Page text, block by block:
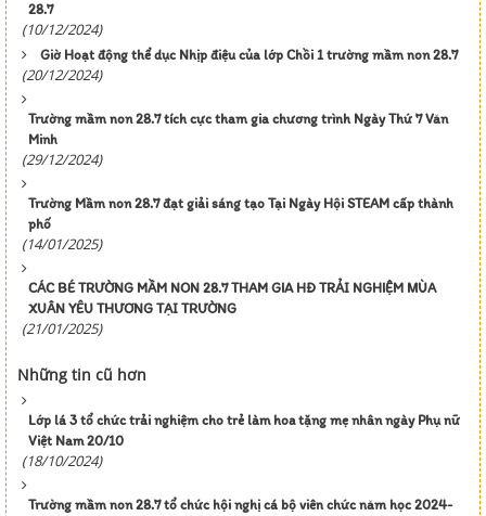
28.7
(10/12/2024)
Giờ Hoạt động thể dục Nhịp điệu của lớp Chồi 1 trường mầm non 28.7
(20/12/2024)
Trường mầm non 28.7 tích cực tham gia chương trình Ngày Thứ 7 Văn
Minh
(29/12/2024)
Trường Mầm non 28.7 đạt giải sáng tạo Tại Ngày Hội STEAM cấp thành
phố
(14/01/2025)
CÁC BÉ TRƯỜNG MẦM NON 28.7 THAM GIA HĐ TRẢI NGHIỆM MÙA
XUÂN YÊU THƯƠNG TẠI TRƯỜNG
(21/01/2025)
Những tin cũ hơn
Lớp lá 3 tổ chức trải nghiệm cho trẻ làm hoa tặng mẹ nhân ngày Phụ nữ
Việt Nam 20/10
(18/10/2024)
Trường mầm non 28.7 tổ chức hội nghị cá bộ viên chức năm học 2024-